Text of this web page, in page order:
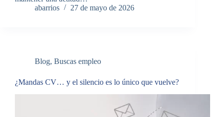
abarrios
27 de mayo de 2026
Blog, Buscas empleo
¿Mandas CV… y el silencio es lo único que vuelve?